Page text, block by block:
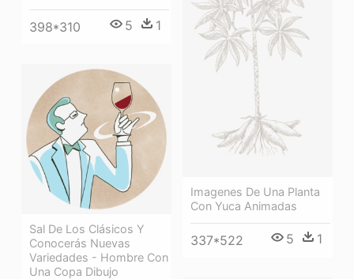
398*310 5 1
Imagenes De Una Planta
Con Yuca Animadas
337*522 5 1
Sal De Los Clásicos Y
Conocerás Nuevas
Variedades - Hombre Con
Una Copa Dibujo